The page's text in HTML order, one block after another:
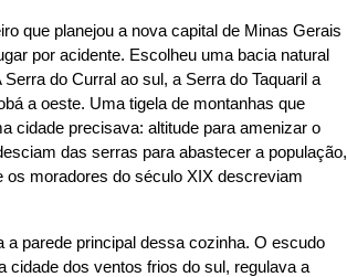
que planejou a nova capital de Minas Gerais
por acidente. Escolheu uma bacia natural
do Curral ao sul, a Serra do Taquaril a
a oeste. Uma tigela de montanhas que
cidade precisava: altitude para amenizar o
das serras para abastecer a população,
os moradores do século XIX descreviam
a parede principal dessa cozinha. O escudo
cidade dos ventos frios do sul, regulava a